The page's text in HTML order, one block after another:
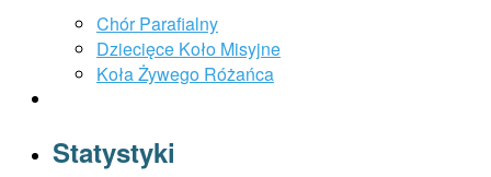
Chór Parafialny
Dziecięce Koło Misyjne
Koła Żywego Różańca
Statystyki